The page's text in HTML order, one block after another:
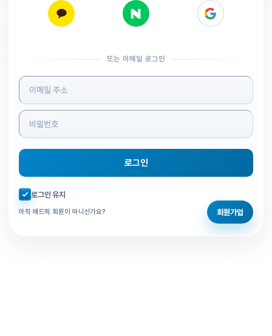
또는 이메일 로그인
로그인 정보 입력
로그인
자동로그인 체크
로그인 유지
아직 애드픽 회원이 아니신가요? 회원가입